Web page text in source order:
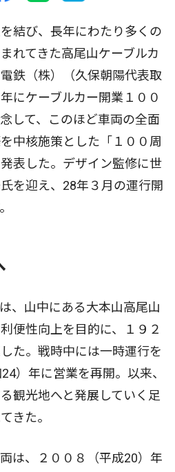
結び、長年にわたり多くの
れてきた高尾山ケーブルカ
鉄（株）（久保朝陽代表取
にケーブルカー開業１００
して、このほど車両の全面
中核施策とした「１００周
表した。デザイン監修に世
を迎え、28年３月の運行開
、山中にある大本山高尾山
便性向上を目的に、１９２
た。戦時中には一時運行を
）年に営業を再開。以来、
観光地へと発展していく足
きた。
は、２００８（平成20）年